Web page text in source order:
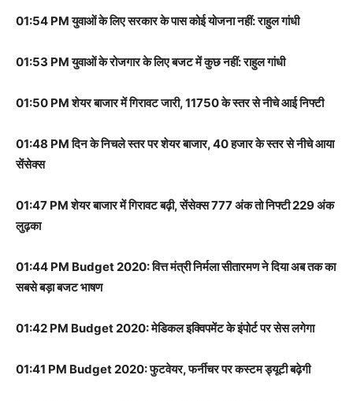
01:54 PM युवाओं के लिए सरकार के पास कोई योजना नहीं: राहुल गांधी
01:53 PM युवाओं के रोजगार के लिए बजट में कुछ नहीं: राहुल गांधी
01:50 PM शेयर बाजार में गिरावट जारी, 11750 के स्तर से नीचे आई निफ्टी
01:48 PM दिन के निचले स्तर पर शेयर बाजार, 40 हजार के स्तर से नीचे आया
सेंसेक्स
01:47 PM शेयर बाजार में गिरावट बढ़ी, सेंसेक्स 777 अंक तो निफ्टी 229 अंक
लुढ़का
01:44 PM Budget 2020: वित्त मंत्री निर्मला सीतारमण ने दिया अब तक का
सबसे बड़ा बजट भाषण
01:42 PM Budget 2020: मेडिकल इक्विपमेंट के इंपोर्ट पर सेस लगेगा
01:41 PM Budget 2020: फुटवेयर, फर्नीचर पर कस्टम ड्यूटी बढ़ेगी